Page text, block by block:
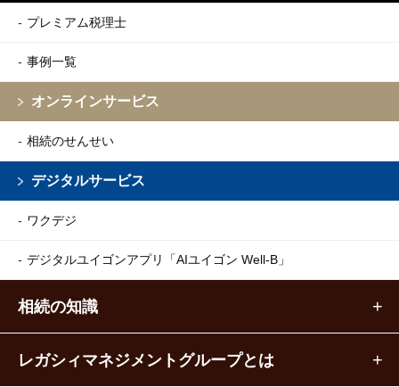
プレミアム税理士
事例一覧
オンラインサービス
相続のせんせい
デジタルサービス
ワクデジ
デジタルユイゴンアプリ 「AIユイゴン Well-B」
相続の知識
レガシィマネジメントグループとは